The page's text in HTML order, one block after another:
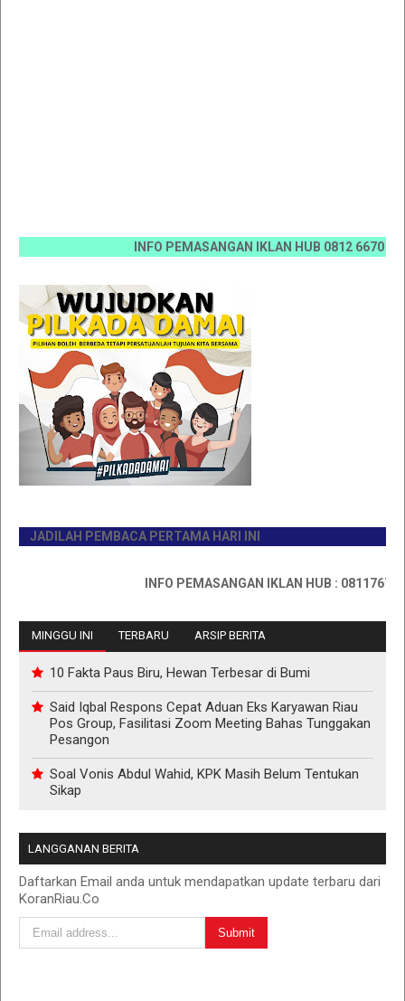
INFO PEMASANGAN IKLAN HUB 0812 6670
PEMBACA PERTAMA HARI INI
INFO PEMASANGAN IKLAN HUB : 0811767335
MINGGU INI TERBARU ARSIP BERITA
10 Fakta Paus Biru, Hewan Terbesar di Bumi
Said Iqbal Respons Cepat Aduan Eks Karyawan Riau
Pos Group, Fasilitasi Zoom Meeting Bahas Tunggakan
Pesangon
Soal Vonis Abdul Wahid, KPK Masih Belum Tentukan
Sikap
LANGGANAN BERITA
Daftarkan Email anda untuk mendapatkan update terbaru dari
KoranRiau.Co